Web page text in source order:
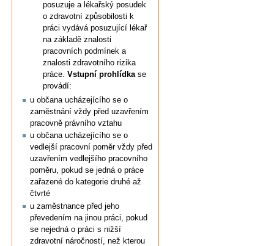
posuzuje a lékařský posudek
o zdravotní způsobilosti k
práci vydává posuzující lékař
na základě znalosti
pracovních podmínek a
znalosti zdravotního rizika
práce. Vstupní prohlídkase
provádí:
u občana ucházejícího se o
zaměstnání vždy před uzavřením
pracovně právního vztahu
u občana ucházejícího se o
vedlejší pracovní poměr vždy před
uzavřením vedlejšího pracovního
poměru, pokud se jedná o práce
zařazené do kategorie druhé až
čtvrté
u zaměstnance před jeho
převedením na jinou práci, pokud
se nejedná o práci s nižší
zdravotní náročností, než kterou